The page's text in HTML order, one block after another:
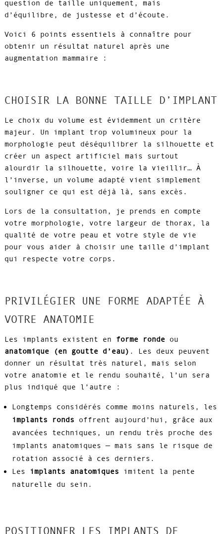
question de taille uniquement, mais
d’équilibre, de justesse et d’écoute.
Voici 6 points essentiels à connaître pour
obtenir un résultat naturel après une
augmentation mammaire :
CHOISIR LA BONNE TAILLE D’IMPLANT
Le choix du volume est évidemment un critère
majeur. Un implant trop volumineux pour la
morphologie peut déséquilibrer la silhouette et
créer un aspect artificiel mais surtout
alourdir la silhouette, voire la vieillir… À
l’inverse, un volume adapté vient simplement
souligner ce qui est déjà là, sans excès.
Lors de la consultation, je prends en compte
votre morphologie, votre largeur de thorax, la
qualité de votre peau et votre style de vie
pour vous aider à choisir une taille d’implant
qui respecte votre corps.
PRIVILÉGIER UNE FORME ADAPTÉE À
VOTRE ANATOMIE
Les implants existent en forme rondeou
anatomique (en goutte d’eau) . Les deux peuvent
donner un résultat très naturel, mais selon
votre anatomie et le rendu souhaité, l’un sera
plus indiqué que l’autre :
Longtemps considérés comme moins naturels, les
implants ronds offrent aujourd’hui, grâce aux
avancées techniques, un rendu très proche des
implants anatomiques — mais sans le risque de
rotation associé à ces derniers.
Les
implants anatomiques imitent la pente
naturelle du sein.
POSITIONNER LES IMPLANTS DE